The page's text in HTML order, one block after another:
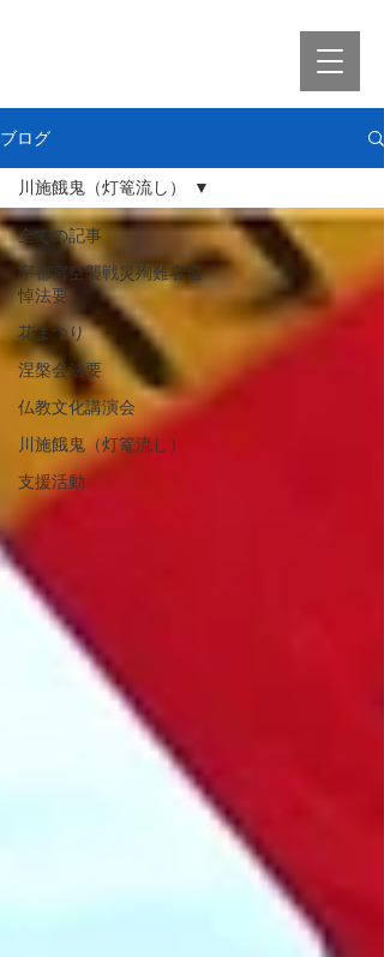
ブログ
全ての記事
宇都宮空襲戦災殉難者追
悼法要
花まつり
涅槃会法要
仏教文化講演会
川施餓鬼（灯篭流し）
支援活動
川施餓鬼（灯篭流し）